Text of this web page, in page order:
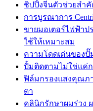
ชิปปิ้งจีนตัวช่วยสำ
การบูรณาการ
ขายมอเตอร์ไฟฟ้าป
ใช้ให้เหมาะสม
ความโดดเด่นของปั๊
ปั้มติดตามไม่ใช่แค่ก
ฟิล์มกรองแสงคุณภ
ตา
คลินิกรักษาผมร่วง